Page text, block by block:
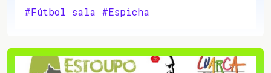
#Fútbol sala #Espicha